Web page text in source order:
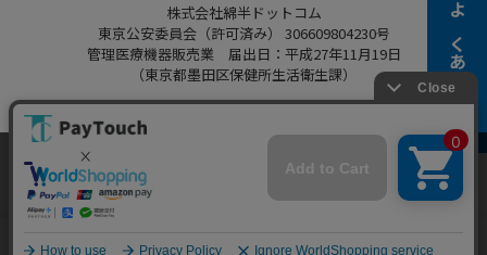
よくある質問
株式会社綿半ドットコム
東京公安委員会（許可済み） 306609804230号
管理医療機器販売業 届出日：平成27年11月19日
（東京都墨田区保健所生活衛生課）
Copyright 2022
Powered by Watahan Partners Co., Ltd.
当ウェブサイトでは、お客様により良いサービス
をご提供するため、クッキーを利用しています。
サイト利用を継続することにより、クッキーの使
同意する